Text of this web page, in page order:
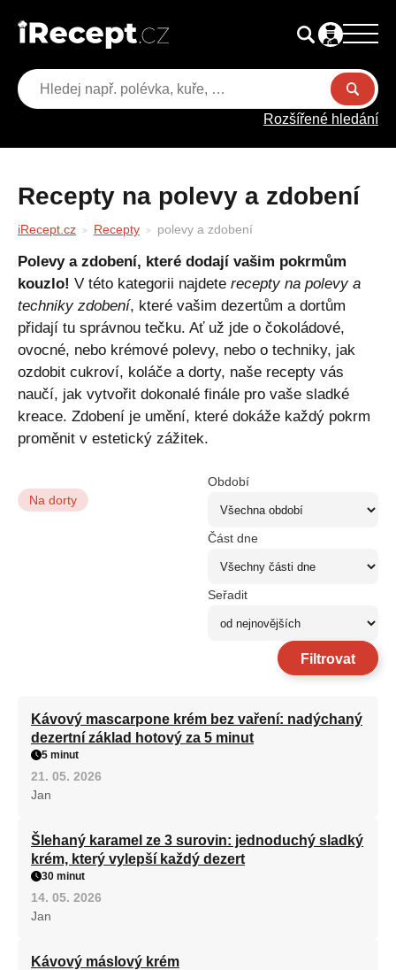
Rozšířené hledání
Recepty na polevy a zdobení
iRecept.cz Recepty polevy a zdobení
Polevy a zdobení, které dodají vašim pokrmům
kouzlo! V této kategorii najdete recepty na polevy a
techniky zdobení, které vašim dezertům a dortům
přidají tu správnou tečku. Ať už jde o čokoládové,
ovocné, nebo krémové polevy, nebo o techniky, jak
ozdobit cukroví, koláče a dorty, naše recepty vás
naučí, jak vytvořit dokonalé finále pro vaše sladké
kreace. Zdobení je umění, které dokáže každý pokrm
proměnit v estetický zážitek.
Na dorty
Období
Část dne
Seřadit
Filtrovat
Kávový mascarpone krém bez vaření: nadýchaný
dezertní základ hotový za 5 minut
5 minut
21. 05. 2026
Jan
Šlehaný karamel ze 3 surovin: jednoduchý sladký
krém, který vylepší každý dezert
30 minut
14. 05. 2026
Jan
Kávový máslový krém